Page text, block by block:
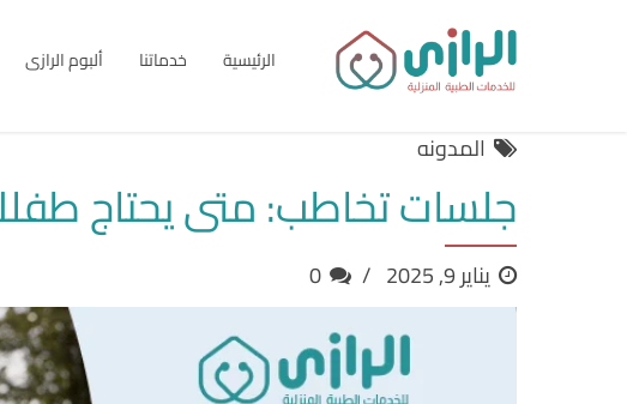
الرئيسية خدماتنا ألبوم الرازى
المدونه
جلسات تخاطب: متى يحتاج
يناير 9, 2025 0